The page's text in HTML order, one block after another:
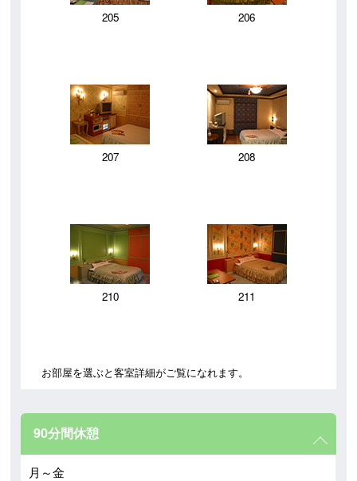
205 206
207 208
210 211
お部屋を選ぶと客室詳細がご覧になれます。
90分間休憩
月～金